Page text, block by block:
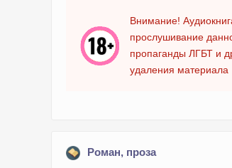
Внимание!
прослушивание
пропаганды ЛГБТ и
удаления материала
Роман, проза